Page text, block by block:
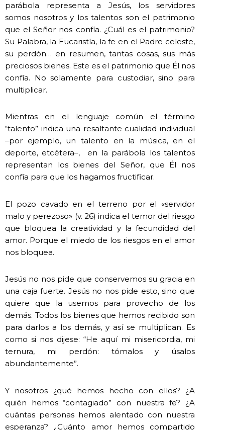
parábola representa a Jesús, los servidores
somos nosotros y los talentos son el patrimonio
que el Señor nos confía. ¿Cuál es el patrimonio?
Su Palabra, la Eucaristía, la fe en el Padre celeste,
su perdón… en resumen, tantas cosas, sus más
preciosos bienes. Este es el patrimonio que Él nos
confía. No solamente para custodiar, sino para
multiplicar.
Mientras en el lenguaje común el término
“talento” indica una resaltante cualidad individual
–por ejemplo, un talento en la música, en el
deporte, etcétera–, en la parábola los talentos
representan los bienes del Señor, que Él nos
confía para que los hagamos fructificar.
El pozo cavado en el terreno por el «servidor
malo y perezoso» (v. 26) indica el temor del riesgo
que bloquea la creatividad y la fecundidad del
amor. Porque el miedo de los riesgos en el amor
nos bloquea.
Jesús no nos pide que conservemos su gracia en
una caja fuerte. Jesús no nos pide esto, sino que
quiere que la usemos para provecho de los
demás. Todos los bienes que hemos recibido son
para darlos a los demás, y así se multiplican. Es
como si nos dijese: “He aquí mi misericordia, mi
ternura, mi perdón: tómalos y úsalos
abundantemente”.
Y nosotros ¿qué hemos hecho con ellos? ¿A
quién hemos “contagiado” con nuestra fe? ¿A
cuántas personas hemos alentado con nuestra
esperanza? ¿Cuánto amor hemos compartido